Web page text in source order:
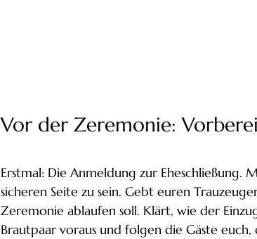
Vor der Zeremonie:
Erstmal: Die Anmeldung zur Eheschließung.
sicheren Seite zu sein. Gebt euren
Zeremonie ablaufen soll. Klärt, wie der
Brautpaar voraus und folgen die Gäste